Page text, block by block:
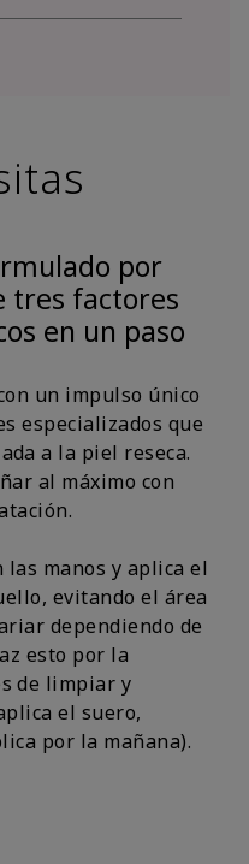
por
tres factores
en un paso
un impulso único
especializados que
a la piel reseca.
al máximo con
las manos y aplica el
evitando el área
dependiendo de
esto por la
de limpiar y
el suero,
por la mañana).